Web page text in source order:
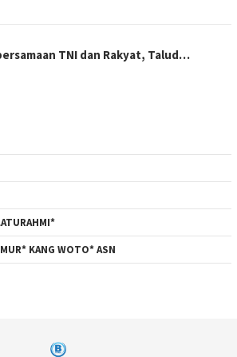
TNI dan Rakyat, Talud…
KANG WOTO* ASN